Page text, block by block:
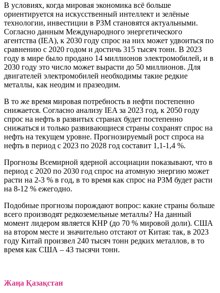
В условиях, когда мировая экономика всё больше
ориентируется на искусственный интеллект и зелёные
технологии, инвестиции в РЗМ становятся актуальными.
Согласно данным Международного энергетического
агентства (IEA), к 2030 году спрос на них может удвоиться по
сравнению с 2020 годом и достичь 315 тысяч тонн. В 2023
году в мире было продано 14 миллионов электромобилей, и в
2030 году это число может вырасти до 50 миллионов. Для
двигателей электромобилей необходимы такие редкие
металлы, как неодим и празеодим.
В то же время мировая потребность в нефти постепенно
снижается. Согласно анализу IEA за 2023 год, к 2050 году
спрос на нефть в развитых странах будет постепенно
снижаться и только развивающиеся страны сохранят спрос на
нефть на текущем уровне. Прогнозируемый рост спроса на
нефть в период с 2023 по 2028 год составит 1,1-1,4 %.
Прогнозы Всемирной ядерной ассоциации показывают, что в
период с 2020 по 2030 год спрос на атомную энергию может
расти на 2-3 % в год, в то время как спрос на РЗМ будет расти
на 8-12 % ежегодно.
Подобные прогнозы порождают вопрос: какие страны больше
всего производят редкоземельные металлы? На данный
момент лидером является КНР (до 70 % мировой доли). США
на втором месте и значительно отстают от Китая: так, в 2023
году Китай произвел 240 тысяч тонн редких металлов, в то
время как США – 43 тысячи тонн.
Жаңа Қазақстан